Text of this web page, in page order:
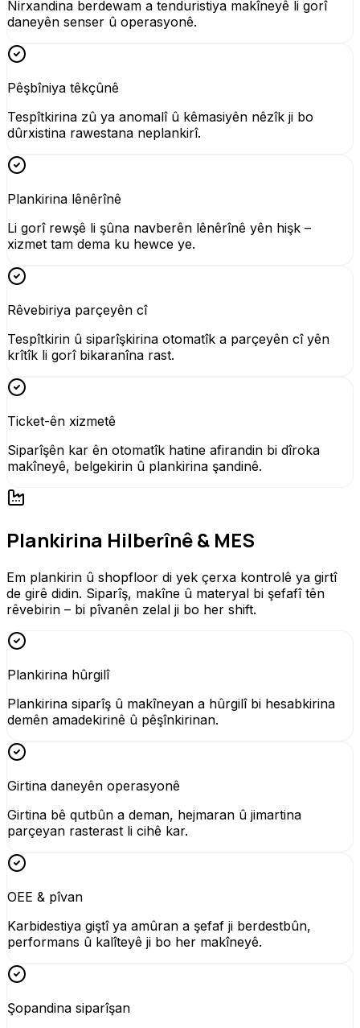
Nirxandina berdewam a tenduristiya makîneyê li gorî
daneyên senser û operasyonê.
Pêşbîniya têkçûnê
Tespîtkirina zû ya anomalî û kêmasiyên nêzîk ji bo
dûrxistina rawestana neplankirî.
Plankirina lênêrînê
Li gorî rewşê li şûna navberên lênêrînê yên hişk –
xizmet tam dema ku hewce ye.
Rêvebiriya parçeyên cî
Tespîtkirin û siparîşkirina otomatîk a parçeyên cî yên
krîtîk li gorî bikaranîna rast.
Ticket-ên xizmetê
Siparîşên kar ên otomatîk hatine afirandin bi dîroka
makîneyê, belgekirin û plankirina şandinê.
Plankirina Hilberînê & MES
Em plankirin û shopfloor di yek çerxa kontrolê ya girtî
de girê didin. Siparîş, makîne û materyal bi şefafî tên
rêvebirin – bi pîvanên zelal ji bo her shift.
Plankirina hûrgilî
Plankirina siparîş û makîneyan a hûrgilî bi hesabkirina
demên amadekirinê û pêşînkirinan.
Girtina daneyên operasyonê
Girtina bê qutbûn a deman, hejmaran û jimartina
parçeyan rasterast li cihê kar.
OEE & pîvan
Karbidestiya giştî ya amûran a şefaf ji berdestbûn,
performans û kalîteyê ji bo her makîneyê.
Şopandina siparîşan